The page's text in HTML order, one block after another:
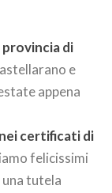
provincia di
e
appena
certificati di
felicissimi
tutela